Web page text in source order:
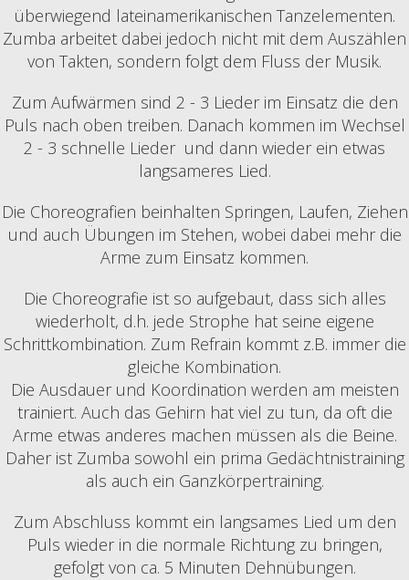
überwiegend lateinamerikanischen Tanzelementen.
Zumba arbeitet dabei jedoch nicht mit dem Auszählen
von Takten, sondern folgt dem Fluss der Musik.
Zum Aufwärmen sind 2 - 3 Lieder im Einsatz die den
Puls nach oben treiben. Danach kommen im Wechsel
2 - 3 schnelle Lieder und dann wieder ein etwas
langsameres Lied.
Die Choreografien beinhalten Springen, Laufen, Ziehen
und auch Übungen im Stehen, wobei dabei mehr die
Arme zum Einsatz kommen.
Die Choreografie ist so aufgebaut, dass sich alles
wiederholt, d.h. jede Strophe hat seine eigene
Schrittkombination. Zum Refrain kommt z.B. immer die
gleiche Kombination.
Die Ausdauer und Koordination werden am meisten
trainiert. Auch das Gehirn hat viel zu tun, da oft die
Arme etwas anderes machen müssen als die Beine.
Daher ist Zumba sowohl ein prima Gedächtnistraining
als auch ein Ganzkörpertraining.
Zum Abschluss kommt ein langsames Lied um den
Puls wieder in die normale Richtung zu bringen,
gefolgt von ca. 5 Minuten Dehnübungen.